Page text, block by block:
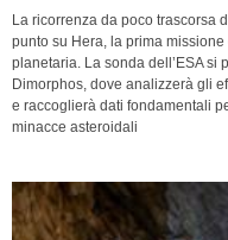
La ricorrenza da poco trascorsa
punto su Hera, la prima
planetaria. La sonda dell’ESA si
Dimorphos, dove analizzerà gli
e raccoglierà dati fondamentali
minacce asteroidali